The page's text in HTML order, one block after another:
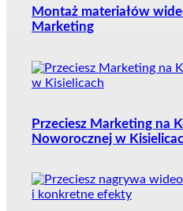
Montaż materiałów
Marketing
Przeciesz Marketing na
Noworocznej w